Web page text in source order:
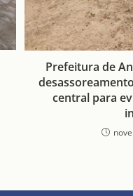
Prefeitura de
central para